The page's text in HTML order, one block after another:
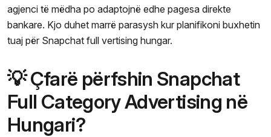
agjenci të mëdha po adaptojnë edhe pagesa direkte
bankare. Kjo duhet marrë parasysh kur planifikoni buxhetin
tuaj për Snapchat full vertising hungar.
💡 Çfarë përfshin Snapchat
Full Category Advertising në
Hungari?